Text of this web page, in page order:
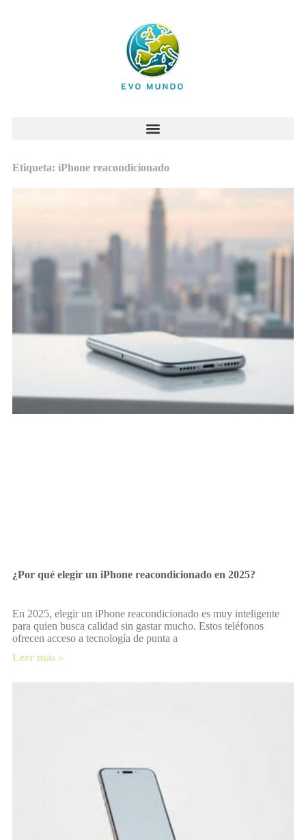
Etiqueta: iPhone reacondicionado
¿Por qué elegir un iPhone reacondicionado en 2025?
En 2025, elegir un iPhone reacondicionado es muy inteligente
para quien busca calidad sin gastar mucho. Estos teléfonos
ofrecen acceso a tecnología de punta a
Leer más »